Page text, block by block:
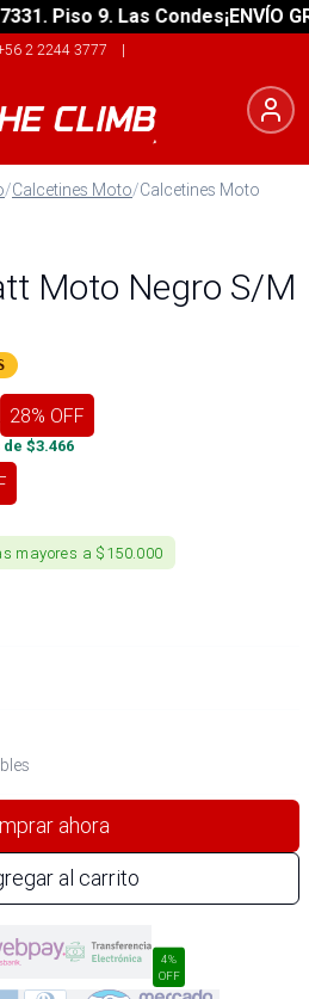
Piso 9. Las Condes¡ENVÍO
2 2244 3777 |
/Calcetines Moto/Calcetines Moto
Moto Negro S/M
28% OFF
$3.466
mayores a $150.000
ahora
al carrito
4%
OFF